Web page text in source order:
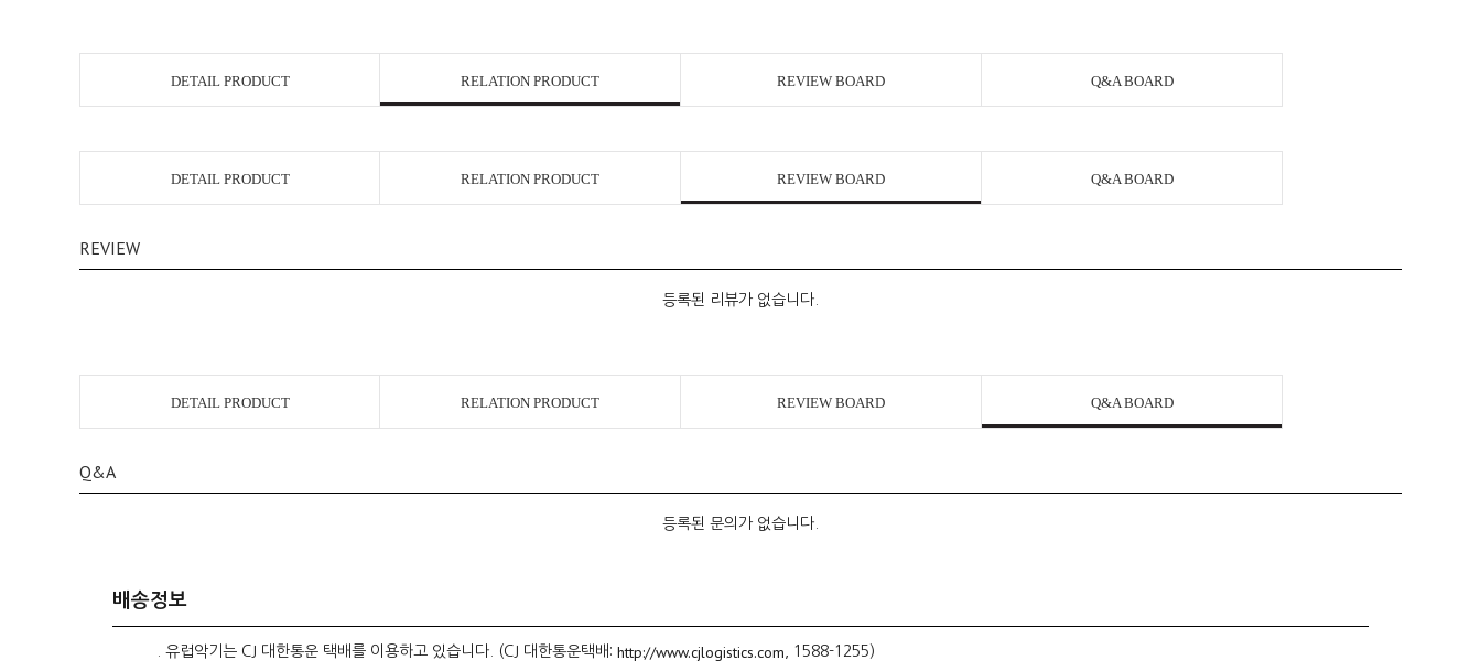
DETAIL PRODUCT RELATION PRODUCT REVIEW BOARD Q&A BOARD
DETAIL PRODUCT RELATION PRODUCT REVIEW BOARD Q&A BOARD
REVIEW
등록된 리뷰가 없습니다.
DETAIL PRODUCT RELATION PRODUCT REVIEW BOARD Q&A BOARD
Q&A
등록된 문의가 없습니다.
배송정보
. 유럽악기는 CJ 대한통운 택배를 이용하고 있습니다. (CJ 대한통운택배: http://www.cjlogistics.com , 1588-1255)